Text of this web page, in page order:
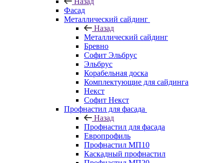
Фасад
Металлический сайдинг
Назад
Металлический сайдинг
Бревно
Софит Эльбрус
Эльбрус
Корабельная доска
Комплектующие для сайдинга
Некст
Софит Некст
Профнастил для фасада
Назад
Профнастил для фасада
Европрофиль
Профнастил МП10
Каскадный профнастил